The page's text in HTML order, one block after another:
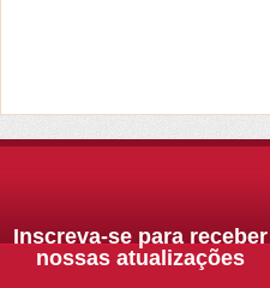
Inscreva-se para receber
nossas atualizações